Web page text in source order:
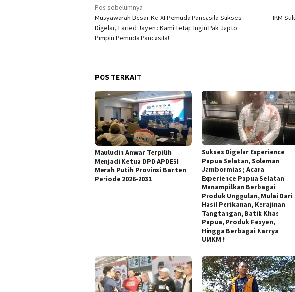
Navigasi
pos
Pos sebelumnya
Musyawarah Besar Ke-XI Pemuda Pancasila Sukses
Digelar, Faried Jayen : Kami Tetap Ingin Pak Japto
Pimpin Pemuda Pancasila!
IKM
POS TERKAIT
Mauludin Anwar Terpilih
Menjadi Ketua DPD APDESI
Merah Putih Provinsi Banten
Periode 2026-2031
Sukses Digelar Experience
Papua Selatan, Soleman
Jambormias ; Acara
Experience Papua Selatan
Menampilkan Berbagai
Produk Unggulan, Mulai Dari
Hasil Perikanan, Kerajinan
Tangtangan, Batik Khas
Papua, Produk Fesyen,
Hingga Berbagai Karrya
UMKM !